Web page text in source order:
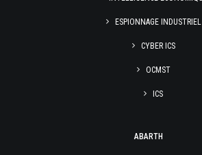
ESPIONNAGE INDUSTRIEL
CYBER ICS
OCMST
ICS
ABARTH